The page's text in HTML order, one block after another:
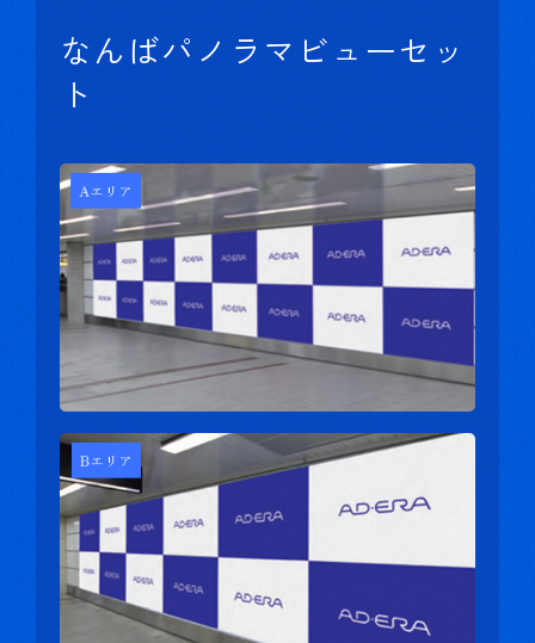
なんばパノラマビューセッ
ト